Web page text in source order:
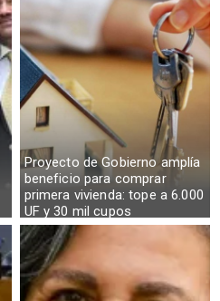
Proyecto de Gobierno amplía
beneficio para comprar
primera vivienda: tope a 6.000
UF y 30 mil cupos